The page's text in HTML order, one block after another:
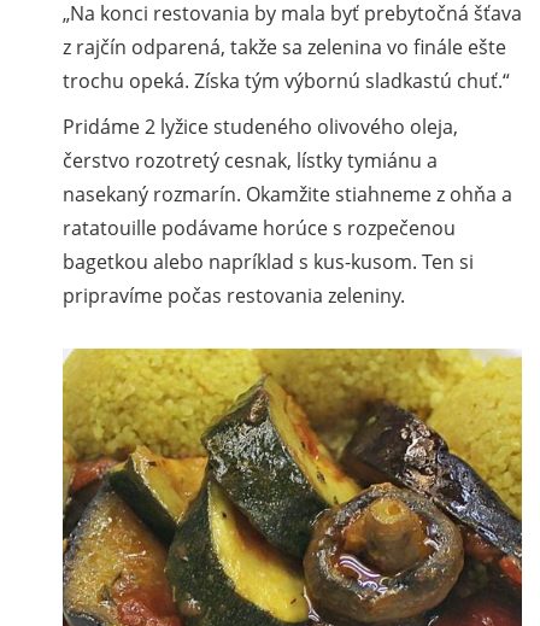
Na konci restovania by mala byť prebytočná šťava
z rajčín odparená, takže sa zelenina vo finále ešte
trochu opeká. Získa tým výbornú sladkastú chuť.
Pridáme 2 lyžice studeného olivového oleja,
čerstvo rozotretý cesnak, lístky tymiánu a
nasekaný rozmarín. Okamžite stiahneme z ohňa a
ratatouille podávame horúce s rozpečenou
bagetkou alebo napríklad s kus-kusom. Ten si
pripravíme počas restovania zeleniny.